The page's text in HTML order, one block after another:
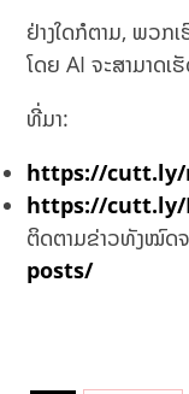
ຢ່າງໃດກໍຕາມ, ພວກ
ໂດຍ AI ຈະສາມາດເ
ທີ່ມາ:
https://cutt.ly/
https://cutt.ly/
ຕິດຕາມຂ່າວທັງໝົດ
posts/